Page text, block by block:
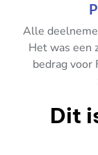
Alle
Het was een
bedrag voor
Dit